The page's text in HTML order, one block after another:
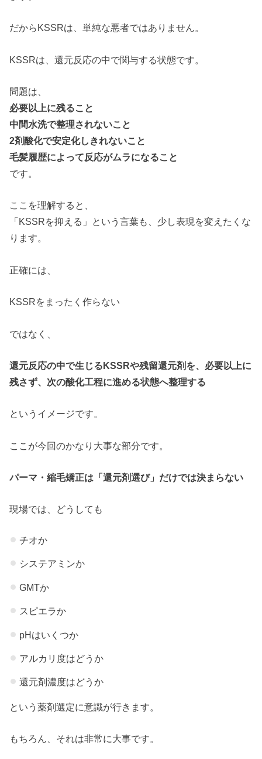
だからKSSRは、単純な悪者ではありません。
KSSRは、還元反応の中で関与する状態です。
問題は、
必要以上に残ること
中間水洗で整理されないこと
2剤酸化で安定化しきれないこと
毛髪履歴によって反応がムラになること
です。
ここを理解すると、
「KSSRを抑える」という言葉も、少し表現を変えたくな
ります。
正確には、
KSSRをまったく作らない
ではなく、
還元反応の中で生じるKSSRや残留還元剤を、必要以上に
残さず、次の酸化工程に進める状態へ整理する
というイメージです。
ここが今回のかなり大事な部分です。
パーマ・縮毛矯正は「還元剤選び」だけでは決まらない
現場では、どうしても
チオか
システアミンか
GMTか
スピエラか
pHはいくつか
アルカリ度はどうか
還元剤濃度はどうか
という薬剤選定に意識が行きます。
もちろん、それは非常に大事です。